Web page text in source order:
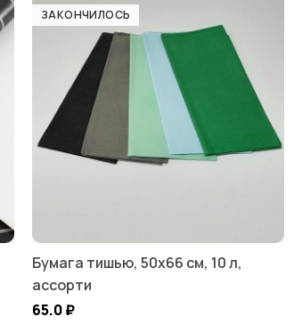
ЗАКОНЧИЛОСЬ
Бумага тишью, 50х66 см, 10 л,
ассорти
65.0₽